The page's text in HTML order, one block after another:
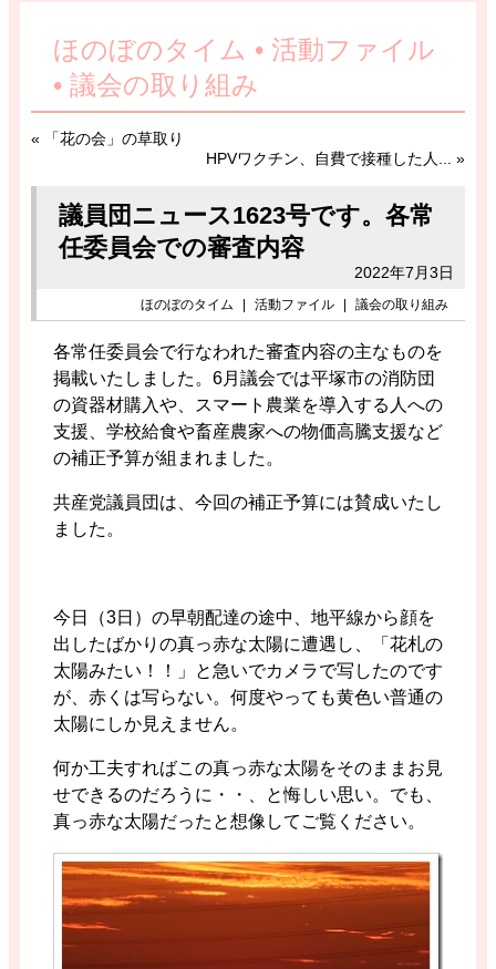
ほのぼのタイム • 活動ファイル
• 議会の取り組み
«
「花の会」の草取り
HPVワクチン、自費で接種した人...
»
議員団ニュース1623号です。各常
任委員会での審査内容
2022年7月3日
ほのぼのタイム 活動ファイル 議会の取り組み
各常任委員会で行なわれた審査内容の主なものを
掲載いたしました。6月議会では平塚市の消防団
の資器材購入や、スマート農業を導入する人への
支援、学校給食や畜産農家への物価高騰支援など
の補正予算が組まれました。
共産党議員団は、今回の補正予算には賛成いたし
ました。
今日（3日）の早朝配達の途中、地平線から顔を
出したばかりの真っ赤な太陽に遭遇し、「花札の
太陽みたい！！」と急いでカメラで写したのです
が、赤くは写らない。何度やっても黄色い普通の
太陽にしか見えません。
何か工夫すればこの真っ赤な太陽をそのままお見
せできるのだろうに・・、と悔しい思い。でも、
真っ赤な太陽だったと想像してご覧ください。